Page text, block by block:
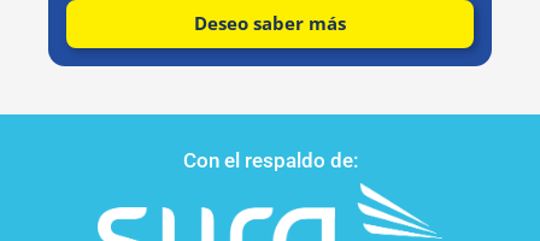
Deseo saber más
Con el respaldo de: